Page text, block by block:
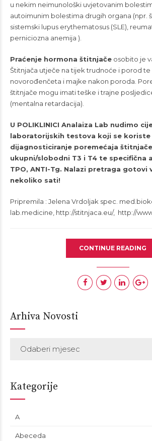
u nekim neimunološki uvjetovanim
autoimunim bolestima drugih organa (npr.
sistemski lupus erythematosus (SLE),
perniciozna anemija ).
Praćenje hormona štitnjače osobito je
Štitnjača utječe na tijek trudnoće i porod te
novorođenčeta i majke nakon poroda.
štitnjače mogu imati teške i trajne
(mentalna retardacija).
U POLIKLINICI Analaiza Lab nudimo
laboratorijskih testova koji se koriste
dijagnosticiranje poremećaja
ukupni/slobodni T3 i T4 te specifična
TPO, ANTI-Tg. Nalazi pretraga gotovi
nekoliko sati!
Pripremila : Jelena Vrdoljak spec.
lab.medicine, http://stitnjaca.eu/, http://
CONTINUE READING
Arhiva Novosti
Odaberi mjesec
Kategorije
A
Abeceda